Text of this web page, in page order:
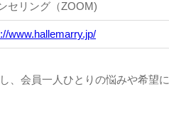
セリング（ZOOM)
www.hallemarry.jp/
、会員一人ひとりの悩みや希望に